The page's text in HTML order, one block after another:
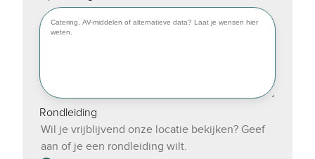
Rondleiding
Wil je vrijblijvend onze locatie bekijken? Geef
aan of je een rondleiding wilt.